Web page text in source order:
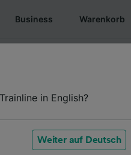
Business Warenkorb
in English?
Weiter auf Deutsch